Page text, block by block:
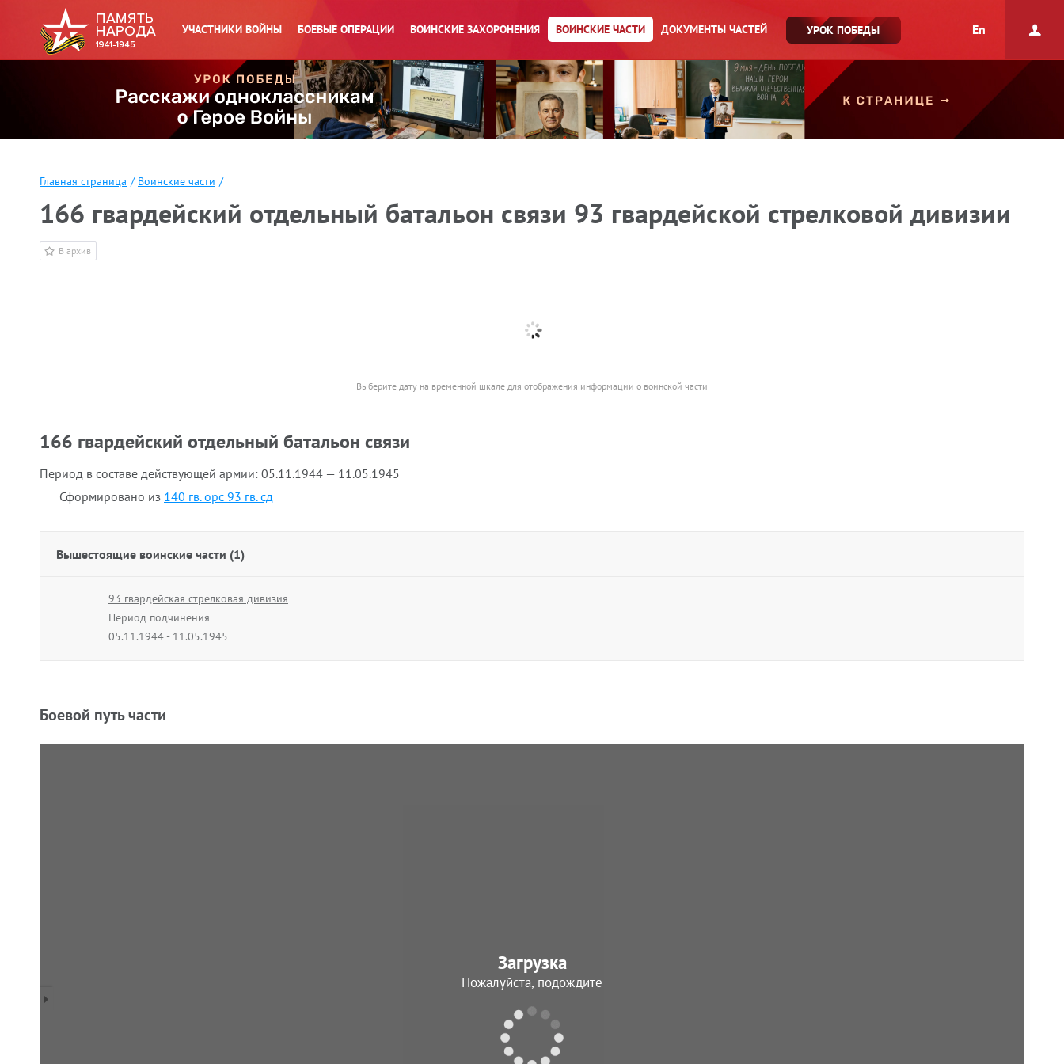
УЧАСТНИКИ ВОЙНЫ БОЕВЫЕ ОПЕРАЦИИ ВОИНСКИЕ ЗАХОРОНЕНИЯ ВОИНСКИЕ ЧАСТИ ДОКУМЕНТЫ ЧАСТЕЙ УРОК ПОБЕДЫ En
Главная страница / Воинские части /
166 гвардейский отдельный батальон связи 93 гвардейской стрелковой дивизии
В архив
Выберите дату на временной шкале для отображения информации о воинской части
166 гвардейский отдельный батальон связи
Период в составе действующей армии: 05.11.1944 — 11.05.1945
Сформировано из 140 гв. орс 93 гв. сд
Вышестоящие воинские части (1)
93 гвардейская стрелковая дивизия
Период подчинения
05.11.1944 - 11.05.1945
Боевой путь части
Загрузка
Пожалуйста, подождите